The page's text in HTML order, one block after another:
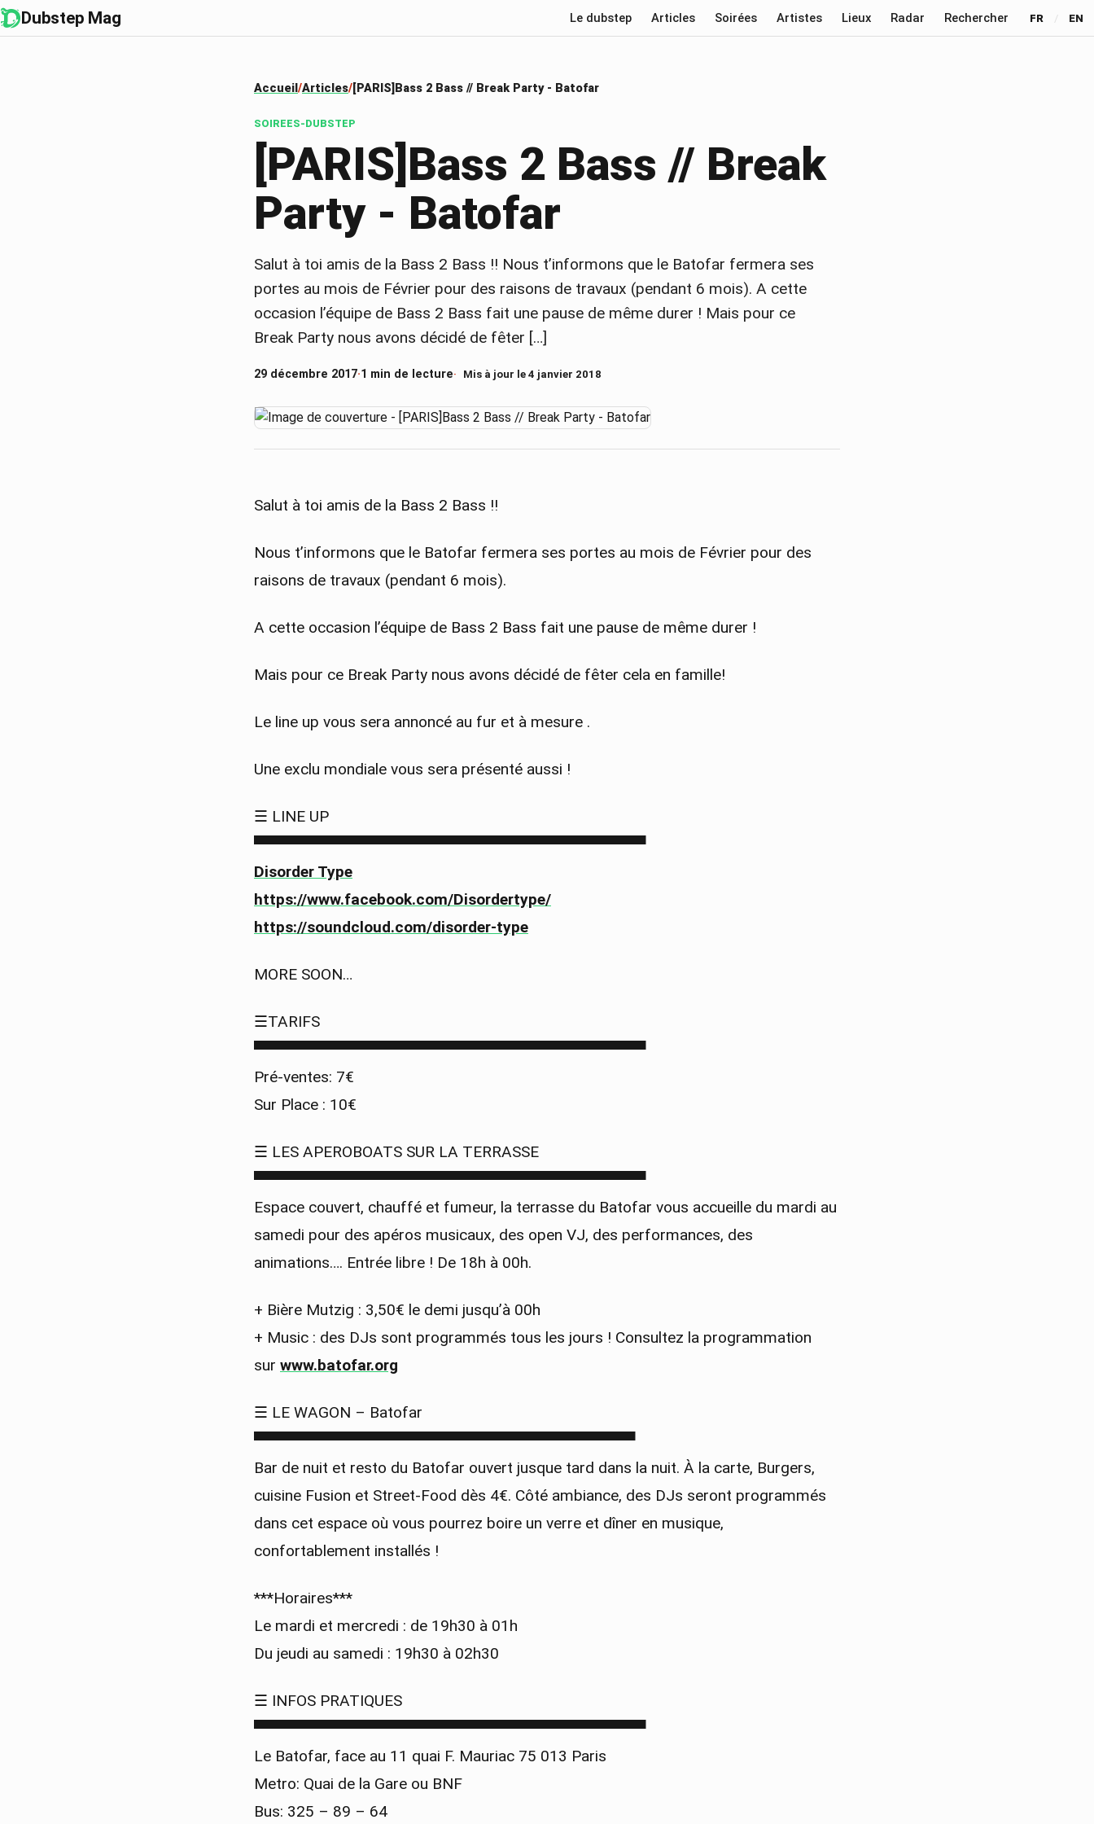
Dubstep Mag Le dubstep Articles Soirées Artistes Lieux Radar Rechercher FR / EN
Accueil Articles [PARIS]Bass 2 Bass // Break Party - Batofar
SOIREES-DUBSTEP
[PARIS]Bass 2 Bass // Break
Party - Batofar
Salut à toi amis de la Bass 2 Bass !! Nous t’informons que le Batofar fermera ses
portes au mois de Février pour des raisons de travaux (pendant 6 mois). A cette
occasion l’équipe de Bass 2 Bass fait une pause de même durer ! Mais pour ce
Break Party nous avons décidé de fêter […]
29 décembre 2017·1 min de lecture Mis à jour le 4 janvier 2018
Salut à toi amis de la Bass 2 Bass !!
Nous t’informons que le Batofar fermera ses portes au mois de Février pour des
raisons de travaux (pendant 6 mois).
A cette occasion l’équipe de Bass 2 Bass fait une pause de même durer !
Mais pour ce Break Party nous avons décidé de fêter cela en famille!
Le line up vous sera annoncé au fur et à mesure .
Une exclu mondiale vous sera présenté aussi !
☰ LINE UP
▀▀▀▀▀▀▀▀▀▀▀▀▀▀▀▀▀▀▀▀▀▀▀▀▀▀▀▀▀▀▀▀▀▀▀▀▀
Disorder Type
https://www.facebook.com/Disordertype/
https://soundcloud.com/disorder-type
MORE SOON…
☰TARIFS
▀▀▀▀▀▀▀▀▀▀▀▀▀▀▀▀▀▀▀▀▀▀▀▀▀▀▀▀▀▀▀▀▀▀▀▀▀
Pré-ventes: 7€
Sur Place : 10€
☰ LES APEROBOATS SUR LA TERRASSE
▀▀▀▀▀▀▀▀▀▀▀▀▀▀▀▀▀▀▀▀▀▀▀▀▀▀▀▀▀▀▀▀▀▀▀▀▀
Espace couvert, chauffé et fumeur, la terrasse du Batofar vous accueille du mardi au
samedi pour des apéros musicaux, des open VJ, des performances, des
animations…. Entrée libre ! De 18h à 00h.
+ Bière Mutzig : 3,50€ le demi jusqu’à 00h
+ Music : des DJs sont programmés tous les jours ! Consultez la programmation
sur www.batofar.org
☰ LE WAGON – Batofar
▀▀▀▀▀▀▀▀▀▀▀▀▀▀▀▀▀▀▀▀▀▀▀▀▀▀▀▀▀▀▀▀▀▀▀▀
Bar de nuit et resto du Batofar ouvert jusque tard dans la nuit. À la carte, Burgers,
cuisine Fusion et Street-Food dès 4€. Côté ambiance, des DJs seront programmés
dans cet espace où vous pourrez boire un verre et dîner en musique,
confortablement installés !
***Horaires***
Le mardi et mercredi : de 19h30 à 01h
Du jeudi au samedi : 19h30 à 02h30
☰ INFOS PRATIQUES
▀▀▀▀▀▀▀▀▀▀▀▀▀▀▀▀▀▀▀▀▀▀▀▀▀▀▀▀▀▀▀▀▀▀▀▀▀
Le Batofar, face au 11 quai F. Mauriac 75 013 Paris
Metro: Quai de la Gare ou BNF
Bus: 325 – 89 – 64